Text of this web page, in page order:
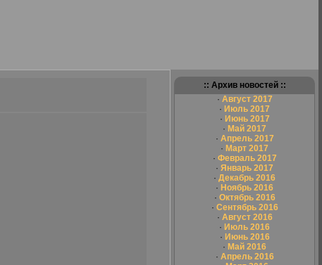
:: Архив новостей ::
· Август 2017
· Июль 2017
· Июнь 2017
· Май 2017
· Апрель 2017
· Март 2017
· Февраль 2017
· Январь 2017
· Декабрь 2016
· Ноябрь 2016
· Октябрь 2016
· Сентябрь 2016
· Август 2016
· Июль 2016
· Июнь 2016
· Май 2016
· Апрель 2016